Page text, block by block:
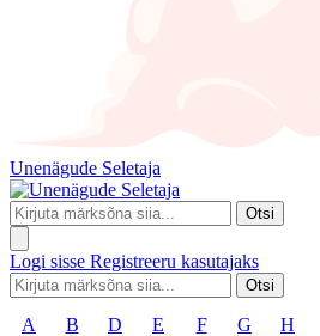
Unenägude Seletaja
Otsi
Logi sisse Registreeru kasutajaks
Otsi
A B D E F G H